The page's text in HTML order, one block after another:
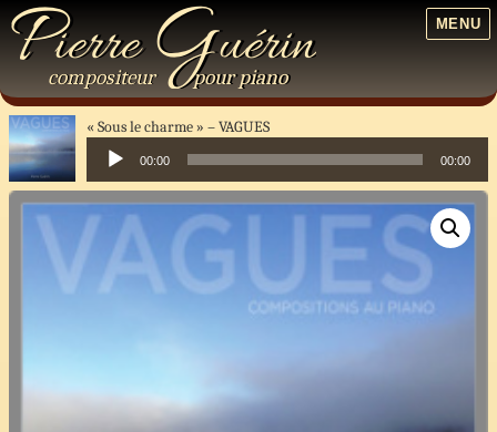
PierreGuérin
compositeur pourpiano
MENU
« Sous le charme » VAGUES
Lecteur
audio
00:00 00:00